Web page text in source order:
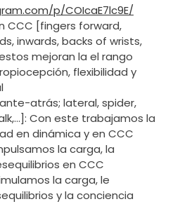
p/COIcaE7lc9E/
CCC [fingers forward,
inwards, backs of wrists,
mejoran la el rango
flexibilidad y
atrás; lateral, spider,
Con este trabajamos la
en dinámica y en CCC
la carga, la
en CCC
la carga, le
y la conciencia